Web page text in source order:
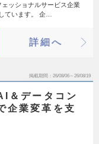
ッショナルサービス企業
ています。 企…
詳細へ
掲載期間 26/08/06～26/08/19
＆データコン
企業変革を支